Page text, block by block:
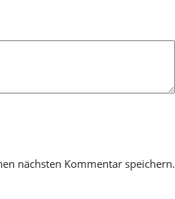
nächsten Kommentar speichern.